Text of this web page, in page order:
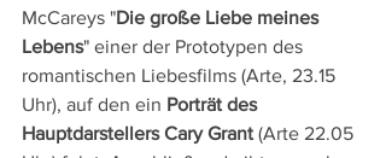
McCareys "Die große Liebe meines
Lebens" einer der Prototypen des
romantischen Liebesfilms (Arte, 23.15
Uhr), auf den ein Porträt des
Hauptdarstellers Cary Grant (Arte 22.05